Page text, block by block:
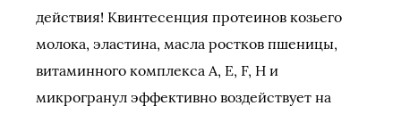
действия! Квинтесенция протеинов козьего
молока, эластина, масла ростков пшеницы,
витаминного комплекса A, E, F, H и
микрогранул эффективно воздействует на